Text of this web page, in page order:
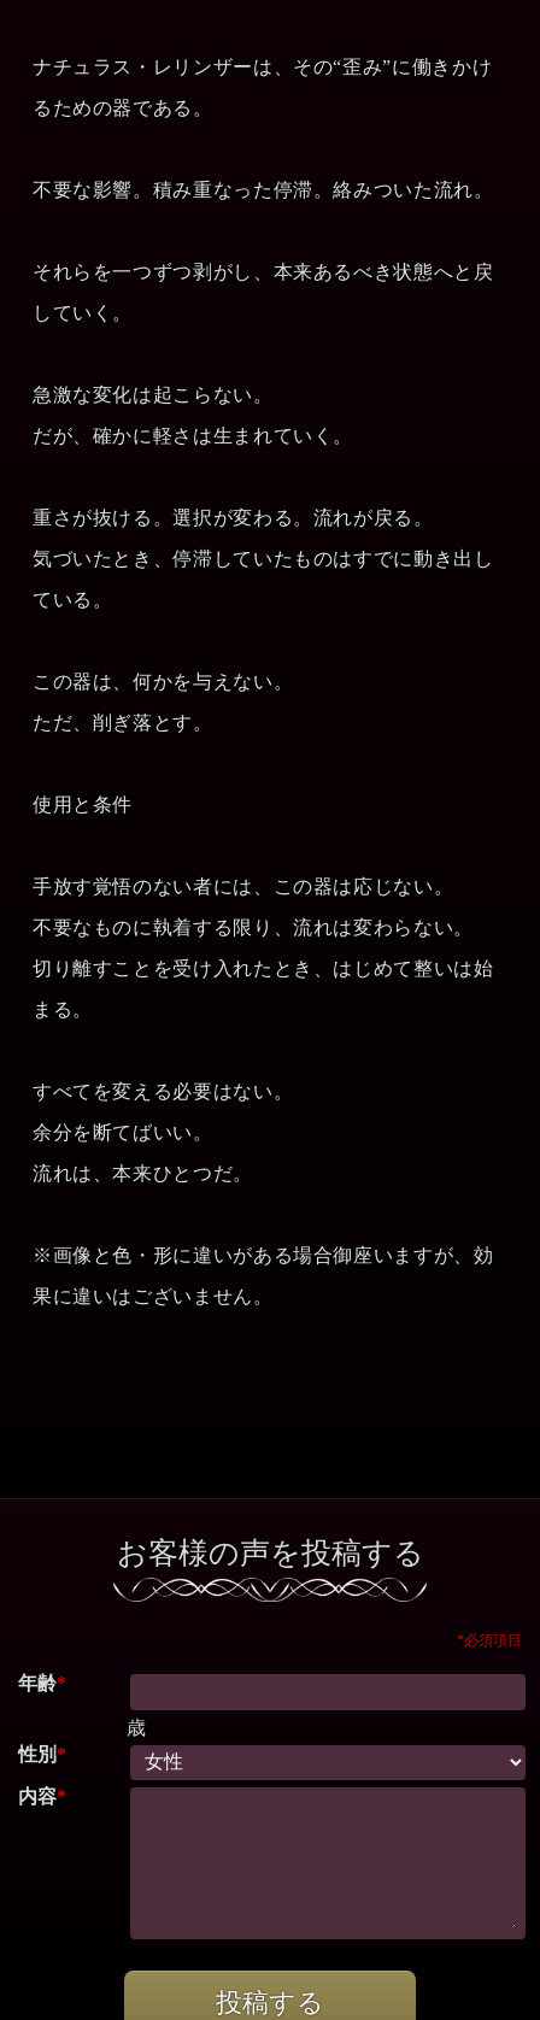
ナチュラス・レリンザーは、その“歪み”に働きかけ
るための器である。
不要な影響。積み重なった停滞。絡みついた流れ。
それらを一つずつ剥がし、本来あるべき状態へと戻
していく。
急激な変化は起こらない。
だが、確かに軽さは生まれていく。
重さが抜ける。選択が変わる。流れが戻る。
気づいたとき、停滞していたものはすでに動き出し
ている。
この器は、何かを与えない。
ただ、削ぎ落とす。
使用と条件
手放す覚悟のない者には、この器は応じない。
不要なものに執着する限り、流れは変わらない。
切り離すことを受け入れたとき、はじめて整いは始
まる。
すべてを変える必要はない。
余分を断てばいい。
流れは、本来ひとつだ。
※画像と色・形に違いがある場合御座いますが、効
果に違いはございません。
お客様の声を投稿する
*必須項目
年齢*
歳
性別*
内容*
投稿する